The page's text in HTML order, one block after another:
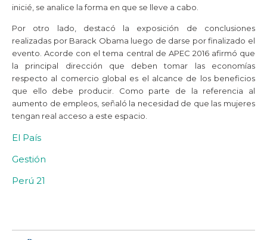
inicié, se analice la forma en que se lleve a cabo.
Por otro lado, destacó la exposición de conclusiones
realizadas por Barack Obama luego de darse por finalizado el
evento. Acorde con el tema central de APEC 2016 afirmó que
la principal dirección que deben tomar las economías
respecto al comercio global es el alcance de los beneficios
que ello debe producir. Como parte de la referencia al
aumento de empleos, señaló la necesidad de que las mujeres
tengan real acceso a este espacio.
El País
Gestión
Perú 21